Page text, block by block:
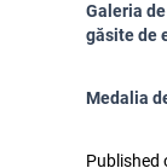
Galeria
găsite de
Medalia
Published